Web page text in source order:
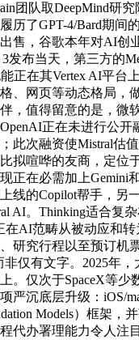
团队取DeepMind研
历了GPT-4/Bard期间
售，谷歌本年对AI创
发布当天，第三方的
能正在其Vertex AI平台
、网页等动态格局，
，值得留意的是，微
正在未进行公开
此次融资使Mistral估
拟喧哗的友商，定位
正在必需加上Gemini
线的Copilot帮手，另
AI。Thinking适合复
在AI范畴从被动应和
研究行程以至预订机
非仅有文字。2025年，
。仅次于SpaceX等少
严沉底层升级：iOS/
Models）框架，
代办署理能力令人